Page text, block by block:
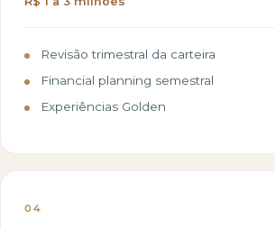
Revisão trimestral da carteira
Financial planning semestral
Experiências Golden
04